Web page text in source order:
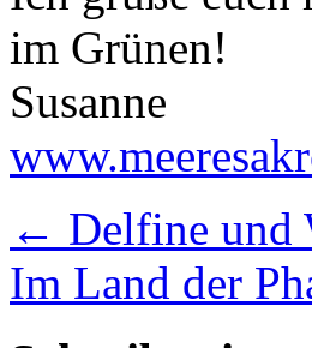
im Grünen!
Susanne
← Delfine und
Im Land der